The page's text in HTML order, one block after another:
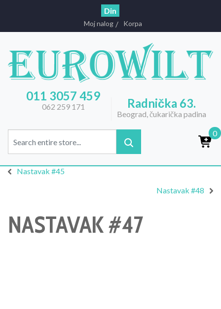
Din
Moj nalog Korpa
011 3057 459
062 259 171 Radnička 63.
Beograd, čukarička padina
0
Nastavak #45
Nastavak #48
NASTAVAK #47